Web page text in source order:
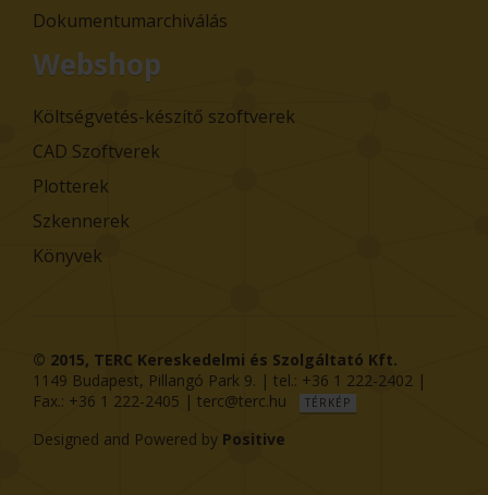
Dokumentumarchiválás
Webshop
Költségvetés-készítő szoftverek
CAD Szoftverek
Plotterek
Szkennerek
Könyvek
© 2015, TERC Kereskedelmi és Szolgáltató Kft.
1149 Budapest, Pillangó Park 9. | tel.: +36 1 222-2402 |
Fax.: +36 1 222-2405 | terc@terc.hu TÉRKÉP
Designed and Powered by Positive